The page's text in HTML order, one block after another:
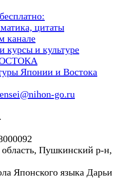
цитаты
канале
курсы и культуре
Японии и Востока
go.ru
Пушкинский р-н,
Японского языка Дарьи